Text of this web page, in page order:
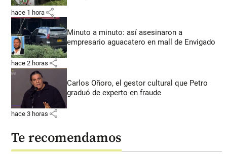
hace 1 hora share
Minuto a minuto: así asesinaron a
empresario aguacatero en mall de Envigado
hace 2 horas share
Carlos Oñoro, el gestor cultural que Petro
graduó de experto en fraude
hace 3 horas share
Te recomendamos